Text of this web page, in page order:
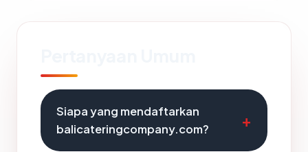
Siapa yang mendaftarkan
balicateringcompany.com?